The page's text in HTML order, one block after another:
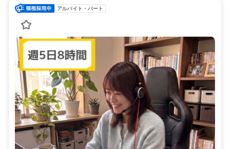
アルバイト・パート